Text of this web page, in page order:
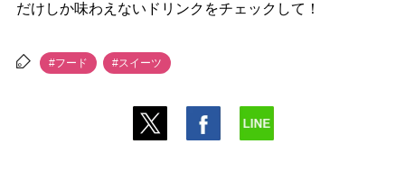
だけしか味わえないドリンクをチェックして！
#フード #スイーツ